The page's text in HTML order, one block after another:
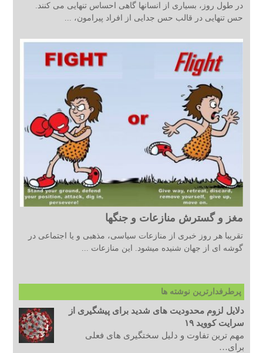
در طول روز، بسیاری از انسانها گاهی احساس تنهایی می کنند.
حس تنهایی در قالب حس جدایی از افراد پیرامون، ...
مغز و گسترش منازعات و جنگها
تقریبا هر روز خبری از منازعات سیاسی، مذهبی و یا اجتماعی در
گوشه ای از جهان شنیده میشود. این منازعات ...
پرطرفدارترین نوشته ها
دلایل لزوم محدودیت های شدید برای پیشگیری از
سرایت کووید ۱۹
مهم ترین تفاوت و دلیل سختگیری های فعلی
برای…